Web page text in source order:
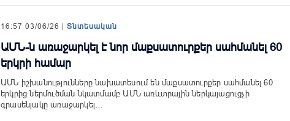
16:57 03/06/26 | Տնտեսական
ԱՄՆ-ն առաջարկել է նոր մաքսատուրքեր սահմանել 60
երկրի համար
ԱՄՆ իշխանությունները նախատեսում են մաքսատուրքեր սահմանել 60
երկրից ներմուծման նկատմամբ ԱՄՆ առևտրային ներկայացուցչի
գրասենյակը առաջարկել…